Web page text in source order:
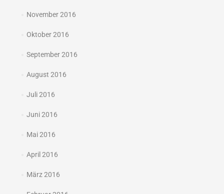
November 2016
Oktober 2016
September 2016
August 2016
Juli 2016
Juni 2016
Mai 2016
April 2016
März 2016